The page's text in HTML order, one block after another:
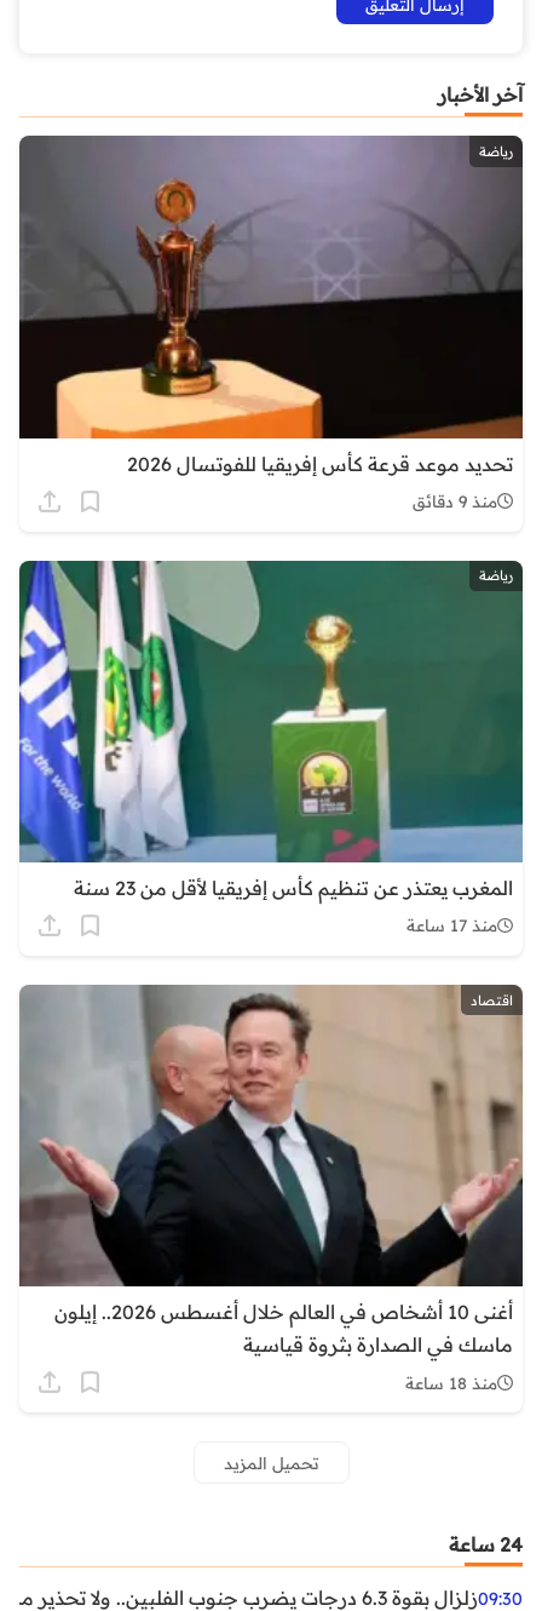
آخر الأخبار
رياضة
تحديد موعد قرعة كأس إفريقيا للفوتسال 2026
منذ 9 دقائق
رياضة
المغرب يعتذر عن تنظيم كأس إفريقيا لأقل من 23 سنة
منذ 17 ساعة
اقتصاد
أغنى 10 أشخاص في العالم خلال أغسطس 2026.. إيلون
ماسك في الصدارة بثروة قياسية
منذ 18 ساعة
تحميل المزيد
24 ساعة
09:30زلزال بقوة 6.3 درجات يضرب جنوب الفلبين.. ولا تحذير من تسونامي حتى الآن